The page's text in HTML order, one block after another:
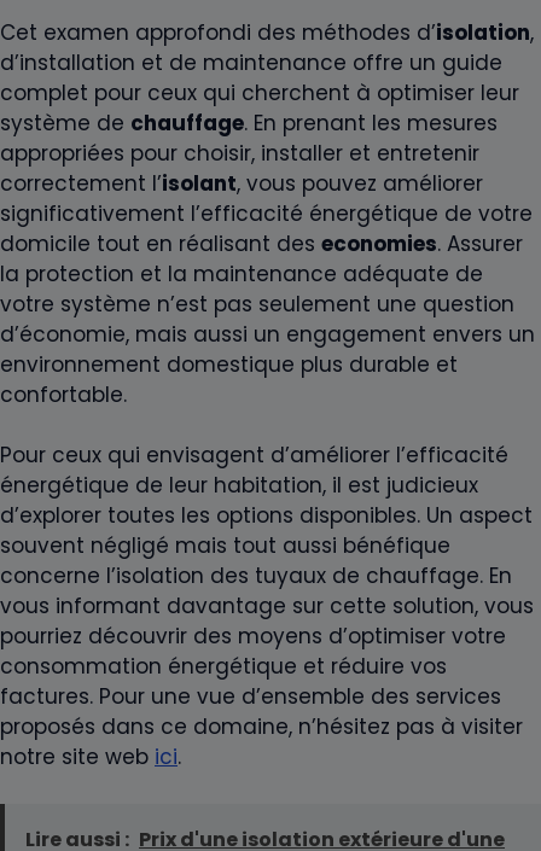
Cet examen approfondi des méthodes d’isolation,
d’installation et de maintenance offre un guide
complet pour ceux qui cherchent à optimiser leur
système de chauffage. En prenant les mesures
appropriées pour choisir, installer et entretenir
correctement l’isolant, vous pouvez améliorer
significativement l’efficacité énergétique de votre
domicile tout en réalisant des economies. Assurer
la protection et la maintenance adéquate de
votre système n’est pas seulement une question
d’économie, mais aussi un engagement envers un
environnement domestique plus durable et
confortable.
Pour ceux qui envisagent d’améliorer l’efficacité
énergétique de leur habitation, il est judicieux
d’explorer toutes les options disponibles. Un aspect
souvent négligé mais tout aussi bénéfique
concerne l’isolation des tuyaux de chauffage. En
vous informant davantage sur cette solution, vous
pourriez découvrir des moyens d’optimiser votre
consommation énergétique et réduire vos
factures. Pour une vue d’ensemble des services
proposés dans ce domaine, n’hésitez pas à visiter
notre site web ici.
Lire aussi : Prix d'une isolation extérieure d'une